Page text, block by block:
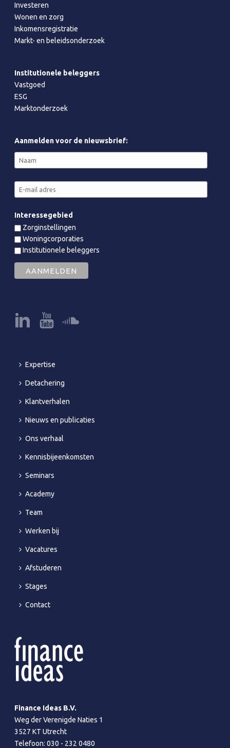
Investeren
Wonen en zorg
Inkomensregistratie
Markt- en beleidsonderzoek
Institutionele beleggers
Vastgoed
ESG
Marktonderzoek
Aanmelden voor de nieuwsbrief:
Interessegebied
Zorginstellingen
Woningcorporaties
Institutionele beleggers
Expertise
Detachering
Klantverhalen
Nieuws en publicaties
Ons verhaal
Kennisbijeenkomsten
Seminars
Academy
Team
Werken bij
Vacatures
Afstuderen
Stages
Contact
Finance Ideas B.V.
Weg der Verenigde Naties 1
3527 KT Utrecht
Telefoon:030 - 232 0480